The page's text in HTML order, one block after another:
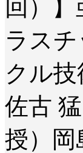
回）
ラス
クル
佐古
授）岡